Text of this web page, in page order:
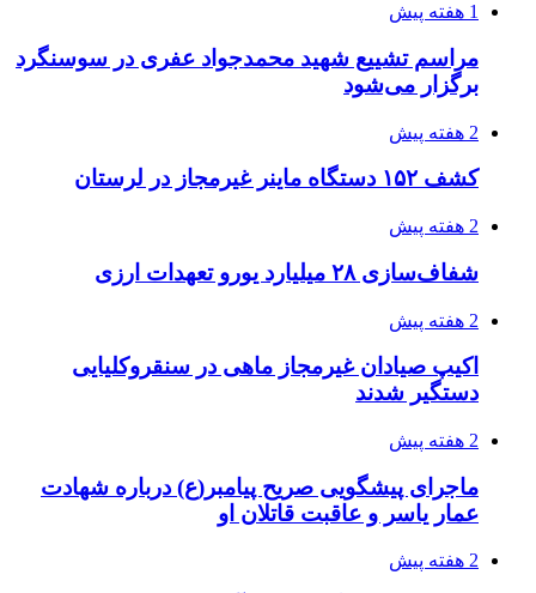
1 هفته پیش
مراسم تشییع شهید محمدجواد عفری در سوسنگرد
برگزار می‌شود
2 هفته پیش
کشف ۱۵۲ دستگاه ماینر غیرمجاز در لرستان
2 هفته پیش
شفاف‌سازی ۲۸ میلیارد یورو تعهدات ارزی
2 هفته پیش
اکیپ صیادان غیرمجاز ماهی در سنقروکلیایی
دستگیر شدند
2 هفته پیش
ماجرای پیشگویی صریح پیامبر(ع) درباره شهادت
عمار یاسر و عاقبت قاتلان او
2 هفته پیش